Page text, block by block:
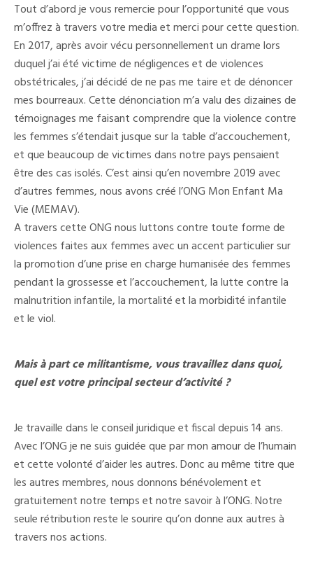
Tout d’abord je vous remercie pour l’opportunité que vous
m’offrez à travers votre media et merci pour cette question.
En 2017, après avoir vécu personnellement un drame lors
duquel j’ai été victime de négligences et de violences
obstétricales, j’ai décidé de ne pas me taire et de dénoncer
mes bourreaux. Cette dénonciation m’a valu des dizaines de
témoignages me faisant comprendre que la violence contre
les femmes s’étendait jusque sur la table d’accouchement,
et que beaucoup de victimes dans notre pays pensaient
être des cas isolés. C’est ainsi qu’en novembre 2019 avec
d’autres femmes, nous avons créé l’ONG Mon Enfant Ma
Vie (MEMAV).
A travers cette ONG nous luttons contre toute forme de
violences faites aux femmes avec un accent particulier sur
la promotion d’une prise en charge humanisée des femmes
pendant la grossesse et l’accouchement, la lutte contre la
malnutrition infantile, la mortalité et la morbidité infantile
et le viol.
Mais à part ce militantisme, vous travaillez dans quoi,
quel est votre principal secteur d’activité ?
Je travaille dans le conseil juridique et fiscal depuis 14 ans.
Avec l’ONG je ne suis guidée que par mon amour de l’humain
et cette volonté d’aider les autres. Donc au même titre que
les autres membres, nous donnons bénévolement et
gratuitement notre temps et notre savoir à l’ONG. Notre
seule rétribution reste le sourire qu’on donne aux autres à
travers nos actions.